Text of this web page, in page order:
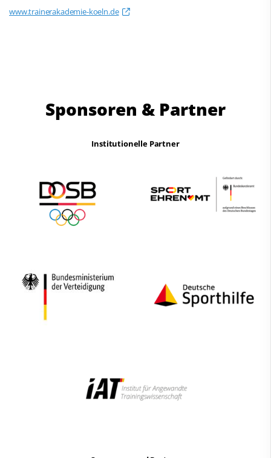
www.trainerakademie-koeln.de
Sponsoren & Partner
Institutionelle Partner
Bildung
Bäder- und Poolequipment
Kontakt